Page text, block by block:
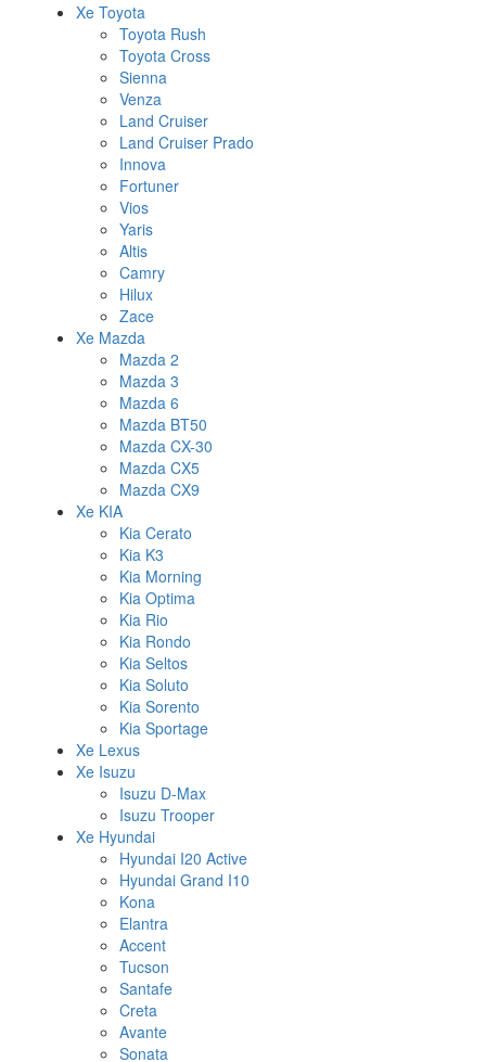
Xe Toyota
Toyota Rush
Toyota Cross
Sienna
Venza
Land Cruiser
Land Cruiser Prado
Innova
Fortuner
Vios
Yaris
Altis
Camry
Hilux
Zace
Xe Mazda
Mazda 2
Mazda 3
Mazda 6
Mazda BT50
Mazda CX-30
Mazda CX5
Mazda CX9
Xe KIA
Kia Cerato
Kia K3
Kia Morning
Kia Optima
Kia Rio
Kia Rondo
Kia Seltos
Kia Soluto
Kia Sorento
Kia Sportage
Xe Lexus
Xe Isuzu
Isuzu D-Max
Isuzu Trooper
Xe Hyundai
Hyundai I20 Active
Hyundai Grand I10
Kona
Elantra
Accent
Tucson
Santafe
Creta
Avante
Sonata